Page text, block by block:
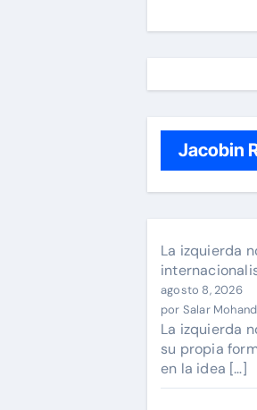
Jacobin
La izquierda
agosto 8, 2026
por Salar
La izquierda
su propia
en la idea […]